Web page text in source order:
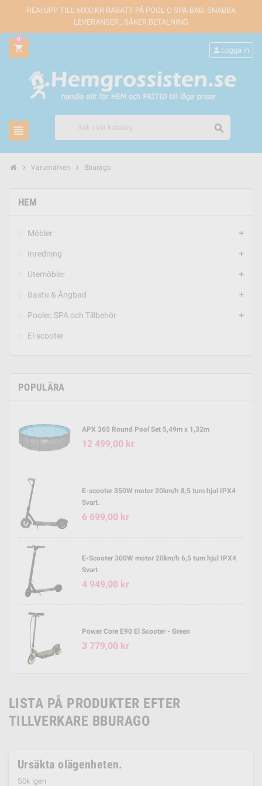
REA! UPP TILL 6000 KR RABATT PÅ POOL O SPA-BAD. SNABBA
LEVERANSER , SÄKER BETALNING
shopping_cart
0
view_headline search
person Logga in
chevron_right Varumärken chevron_right Bburago
HEM
Möbler add
Inredning add
Utemöbler add
Bastu & Ångbad add
Pooler, SPA och Tillbehör add
El-scooter
POPULÄRA
APX 365 Round Pool Set 5,49m x 1,32m
12 499,00 kr
E-scooter 350W motor 20km/h 8,5 tum hjul IPX4
Svart.
6 699,00 kr
E-Scooter 300W motor 20km/h 6,5 tum hjul IPX4
Svart
4 949,00 kr
Power Core E90 El Scooter - Green
3 779,00 kr
LISTA PÅ PRODUKTER EFTER
TILLVERKARE BBURAGO
Ursäkta olägenheten.
Sök igen